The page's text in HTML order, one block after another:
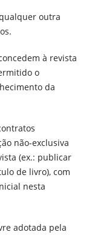
outra
à revista
o
da
não-exclusiva
(ex.: publicar
de livro), com
nesta
adotada pela